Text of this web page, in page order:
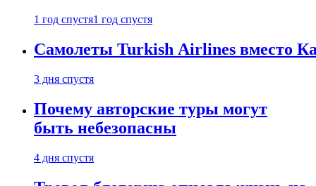
1 год спустя1 год спустя
Самолеты Turkish Airlines вместо
3 дня спустя
Почему авторские туры могут
быть небезопасны
4 дня спустя